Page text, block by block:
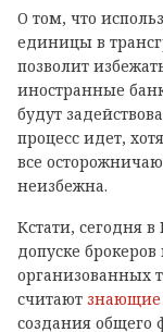
О том, что
единицы в
позволит
иностранные
будут
процесс идет,
все
неизбежна.
Кстати, сегодня
допуске
организованных
считают
создания общего